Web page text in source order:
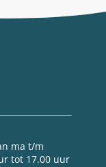
ma t/m
tot 17.00 uur